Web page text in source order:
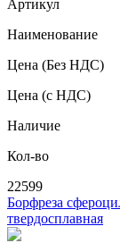
Артикул
Наименование
Цена (Без НДС)
Цена (с НДС)
Наличие
Кол-во
22599
Борфреза
твердосплавная